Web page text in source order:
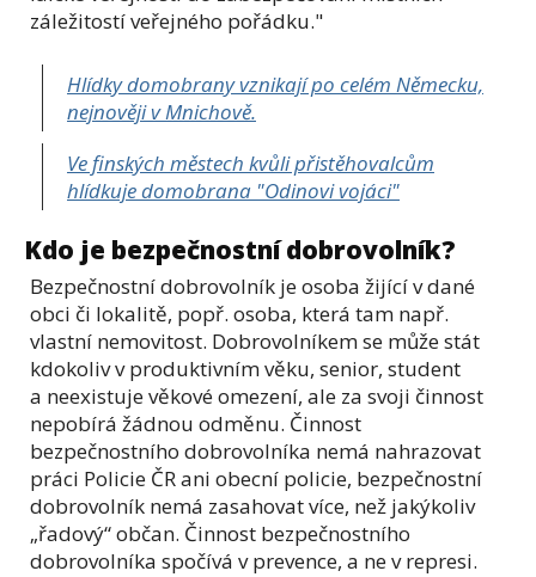
záležitostí veřejného pořádku."
Hlídky domobrany vznikají po celém Německu,
nejnověji v Mnichově.
Ve finských městech kvůli přistěhovalcům
hlídkuje domobrana "Odinovi vojáci"
Kdo je bezpečnostní dobrovolník?
Bezpečnostní dobrovolník je osoba žijící v dané
obci či lokalitě, popř. osoba, která tam např.
vlastní nemovitost. Dobrovolníkem se může stát
kdokoliv v produktivním věku, senior, student
a neexistuje věkové omezení, ale za svoji činnost
nepobírá žádnou odměnu. Činnost
bezpečnostního dobrovolníka nemá nahrazovat
práci Policie ČR ani obecní policie, bezpečnostní
dobrovolník nemá zasahovat více, než jakýkoliv
„řadový“ občan. Činnost bezpečnostního
dobrovolníka spočívá v prevence, a ne v represi.